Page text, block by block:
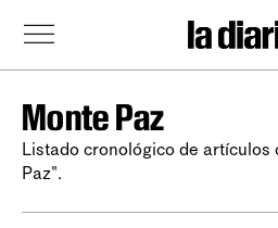
Monte Paz
Listado cronológico de artículos
Paz".